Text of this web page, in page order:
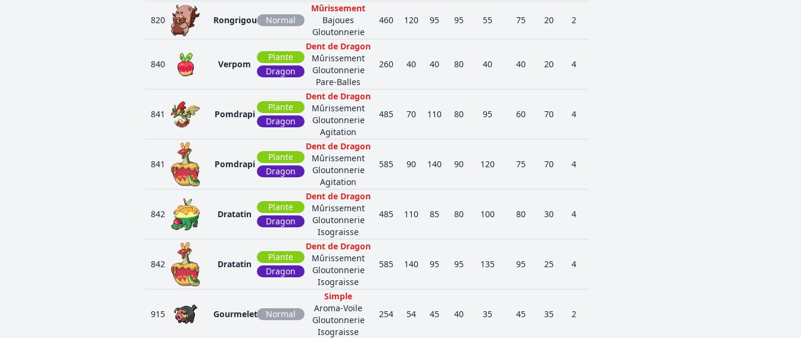
820 Rongrigou Normal
Mûrissement
Bajoues
Gloutonnerie
460 120 95 95 55 75 20 2
840 Verpom
Plante
Dragon
Dent de Dragon
Mûrissement
Gloutonnerie
Pare-Balles
260 40 40 80 40 40 20 4
841 Pomdrapi
Plante
Dragon
Dent de Dragon
Mûrissement
Gloutonnerie
Agitation
485 70 110 80 95 60 70 4
841 Pomdrapi
Plante
Dragon
Dent de Dragon
Mûrissement
Gloutonnerie
Agitation
585 90 140 90 120 75 70 4
842 Dratatin
Plante
Dragon
Dent de Dragon
Mûrissement
Gloutonnerie
Isograisse
485 110 85 80 100 80 30 4
842 Dratatin
Plante
Dragon
Dent de Dragon
Mûrissement
Gloutonnerie
Isograisse
585 140 95 95 135 95 25 4
915 Gourmelet Normal
Simple
Aroma-Voile
Gloutonnerie
Isograisse
254 54 45 40 35 45 35 2